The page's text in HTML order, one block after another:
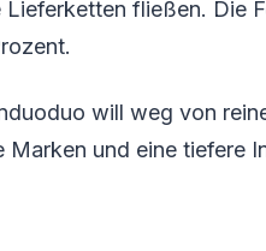
Lieferketten fließen. Die
will weg von
und eine tiefere